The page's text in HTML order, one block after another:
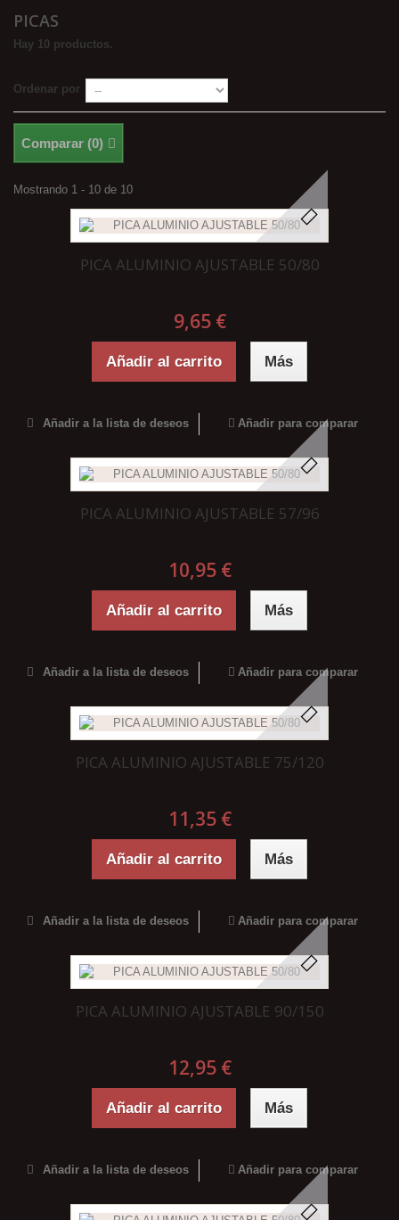
PICAS
Hay 10 productos.
Ordenar por
Comparar (0)
Mostrando 1 - 10 de 10
PICA ALUMINIO AJUSTABLE 50/80
9,65 €
Añadir al carrito Más
Añadir a la lista de deseos Añadir para comparar
PICA ALUMINIO AJUSTABLE 57/96
10,95 €
Añadir al carrito Más
Añadir a la lista de deseos Añadir para comparar
PICA ALUMINIO AJUSTABLE 75/120
11,35 €
Añadir al carrito Más
Añadir a la lista de deseos Añadir para comparar
PICA ALUMINIO AJUSTABLE 90/150
12,95 €
Añadir al carrito Más
Añadir a la lista de deseos Añadir para comparar